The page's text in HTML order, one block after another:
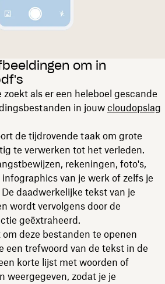
om in
als er een heleboel gescande
in jouw cloudopslag
de tijdrovende taak om grote
te verwerken tot het verleden.
rekeningen, foto's,
van je werk of zelfs je
daadwerkelijke tekst van je
wordt vervolgens door de
geëxtraheerd.
deze bestanden te openen
een trefwoord van de tekst in de
korte lijst met woorden of
weergegeven, zodat je je